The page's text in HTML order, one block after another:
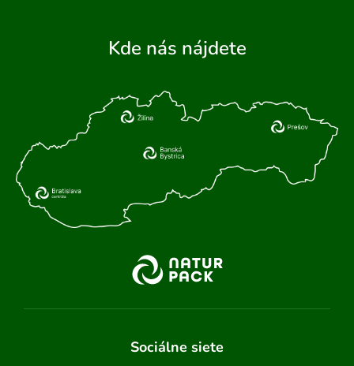
Kde nás nájdete
Sociálne siete